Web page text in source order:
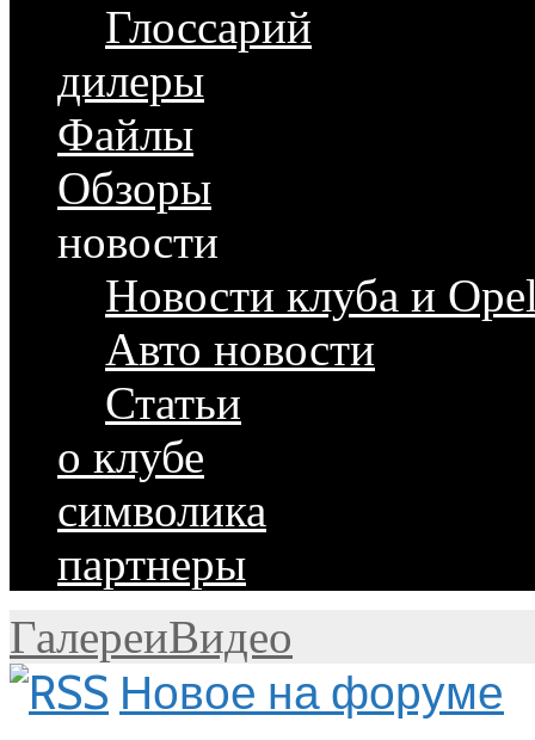
Глоссарий
дилеры
Файлы
Обзоры
новости
Новости клуба и
Авто новости
Статьи
о клубе
символика
партнеры
ГалереиВидео
Новое на форуме